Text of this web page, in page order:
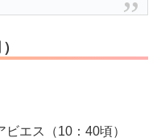
エス（10：40頃）